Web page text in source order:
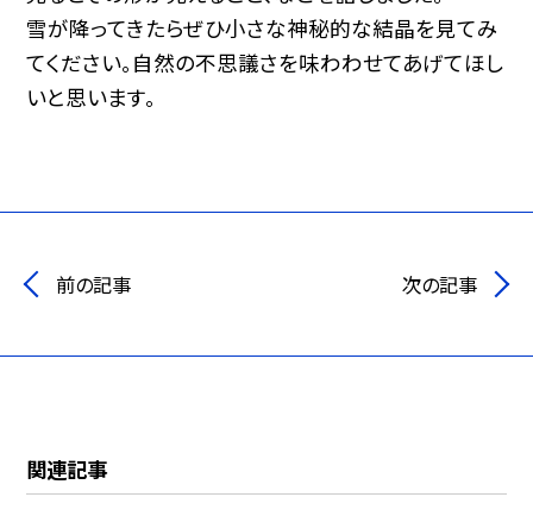
雪が降ってきたらぜひ小さな神秘的な結晶を見てみ
てください。自然の不思議さを味わわせてあげてほし
いと思います。
前の記事 次の記事
関連記事